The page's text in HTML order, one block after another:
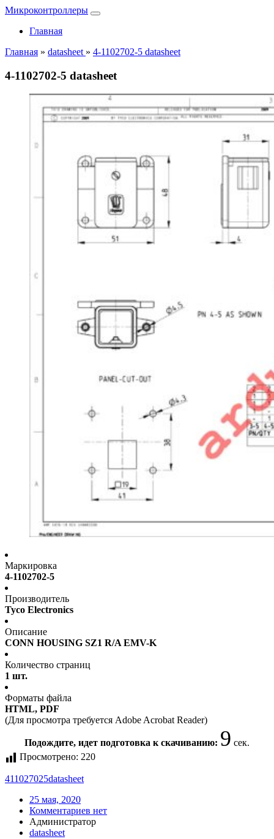
Микроконтроллеры
Главная
Главная » datasheet » 4-1102702-5 datasheet
4-1102702-5 datasheet
Маркировка
4-1102702-5
Производитель
Tyco Electronics
Описание
CONN HOUSING SZ1 R/A EMV-K
Количество страниц
1 шт.
Форматы файла
HTML, PDF
(Для просмотра требуется Adobe Acrobat Reader)
Подождите, идет подготовка к скачиванию: 9 сек.
Просмотрено: 220
411027025datasheet
25 мая, 2020
Комментариев нет
Администратор
datasheet